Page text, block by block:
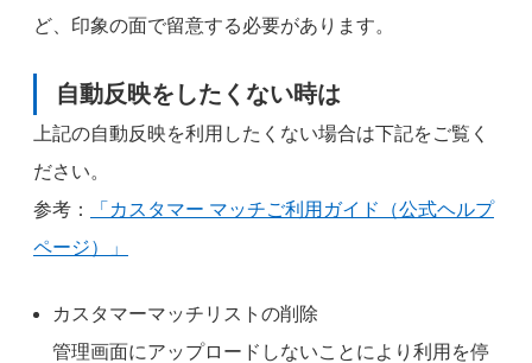
ど、印象の面で留意する必要があります。
自動反映をしたくない時は
上記の自動反映を利用したくない場合は下記をご覧く
ださい。
参考：
「カスタマー マッチご利用ガイド（公式ヘルプ
ページ）」
カスタマーマッチリストの削除
管理画面にアップロードしないことにより利用を停